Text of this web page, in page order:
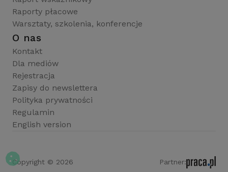
Raporty płacowe
Warsztaty, szkolenia, konferencje
O nas
Kontakt
Dla mediów
Rejestracja
Zapisy do newslettera
Polityka prywatności
Regulamin
English version
Copyright © 2026 Partner: